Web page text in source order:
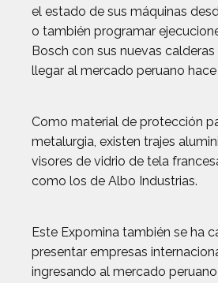
el estado de sus máquinas
o también programar
Bosch con sus nuevas
llegar al mercado peruano
Como material de protección
metalurgia, existen trajes
visores de vidrio de tela
como los de Albo Industrias.
Este Expomina también se ha
presentar empresas
ingresando al mercado